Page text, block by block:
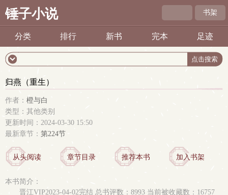
锤子小说 书架
分类 排行 新书 完本 足迹
归燕（重生）
作者： 橙与白
类型：其他类别
更新时间：2024-03-30 15:50
最新章节： 第224节
从头阅读 章节目录 推荐本书 加入书架
本书简介：
晋江VIP2023-04-02完结 总书评数：8993 当前被收藏数：16757